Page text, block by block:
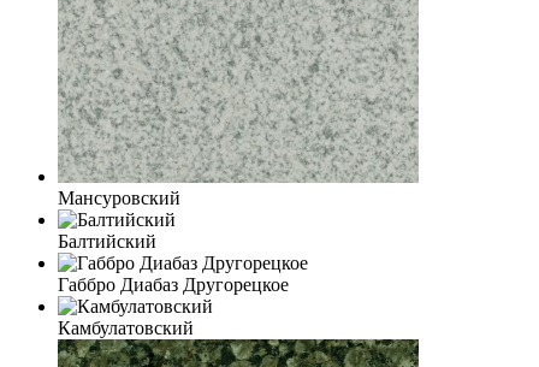
Мансуровский
Балтийский
Габбро Диабаз Другорецкое
Камбулатовский